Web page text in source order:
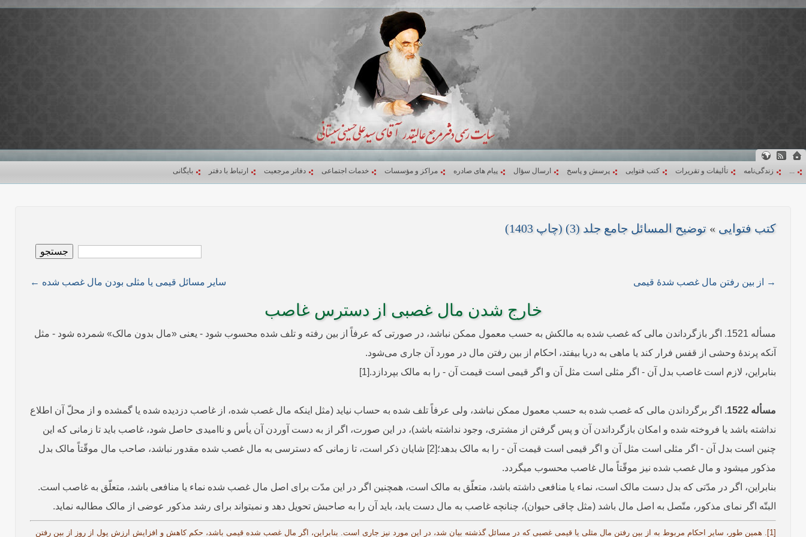
... زندگی‌نامه تألیفات و تقریرات کتب فتوایی پرسش و پاسخ ارسال سؤال پیام های صادره مراکز و مؤسسات خدمات اجتماعی دفاتر مرجعیت ارتباط با دفتر بایگانی
کتب فتوایی » توضیح المسائل جامع جلد (3) (چاپ 1403)
جستجو
سایر مسائل قیمی یا مثلی بودن مال غصب شده ← → از بین رفتن مال غصب شدۀ قیمی
خارج شدن مال غصبی از دسترس غاصب
مسأله 1521. اگر باز‌‌گرداندن مالی که غصب شده به مالکش به حسب معمول ممکن نباشد، در صورتی که عرفاً از بین رفته و تلف شده محسوب شود - یعنی «مال بدون مالک» شمرده شود - مثل
آنکه پرندۀ وحشی از قفس فرار کند یا ماهی به دریا بیفتد، احکام از بین رفتن مال در مورد آن جاری می‌شود.
بنابراین، لازم است غاصب بدل آن - اگر مثلی است مثل آن و اگر قیمی است قیمت آن - را به مالک بپردازد.[1]
مسأله 1522.
اگر برگرداندن مالی که غصب شده به حسب معمول ممکن نباشد، ولی عرفاً تلف شده به حساب نیاید (مثل اینکه مال غصب شده، از غاصب دزدیده شده یا گمشده و از محلّ آن اطلاع
نداشته باشد یا فروخته شده و امکان بازگرداندن آن و پس گرفتن از مشتری، وجود نداشته باشد)، در این صورت، اگر از به دست آوردن آن یأس و ناامیدی حاصل شود، غاصب باید تا زمانی که این
چنین است بدل آن - اگر مثلی است مثل آن و اگر قیمی است قیمت آن - را به مالک بدهد؛[2] شایان ذکر است، تا زمانی که دسترسی به مال غصب شده مقدور نباشد، صاحب مال موقّتاً ‌مالک بدل
مذکور می­شود و مال غصب شده‌ نیز موقّتاً مال غاصب محسوب می­گردد.
بنابراین، اگر در مدّتی که بدل دست مالک است، نماء یا منافعی داشته باشد، متعلّق به مالک است، همچنین اگر در این مدّت برای اصل مال غصب شده نماء یا منافعی باشد، متعلّق به غاصب است.
البتّه اگر نمای مذکور، متّصل به اصل مال باشد (مثل چاقی حیوان)، چنانچه غاصب به مال دست یابد، باید آن را به صاحبش تحویل ­دهد و نمی­تواند برای رشد مذکور عوضی از مالک مطالبه نماید.
[1]. همین طور، سایر احکام مربوط به از بین رفتن مال مثلی یا قیمی غصبی که در مسائل گذشته بیان شد، در این مورد نیز جاری است. بنابراین، اگر مال غصب شده قیمی باشد، حکم کاهش و افزایش ارزش پول از روز از بین رفتن